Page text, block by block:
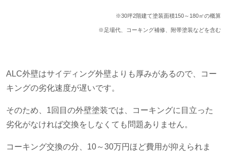
※30坪2階建て塗装面積150～180㎡の概算
※足場代、コーキング補修、附帯塗装などを含む
ALC外壁はサイディング外壁よりも厚みがあるので、コー
キングの劣化速度が遅いです。
そのため、 1回目の外壁塗装では、コーキングに目立った
劣化がなければ交換をしなくても問題ありません。
コーキング交換の分、 10～30万円ほど費用が抑えられま